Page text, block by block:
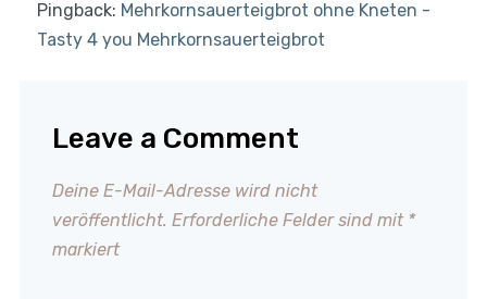
Pingback: Mehrkornsauerteigbrot ohne Kneten -
Tasty 4 you Mehrkornsauerteigbrot
Leave a Comment
Deine E-Mail-Adresse wird nicht
veröffentlicht. Erforderliche Felder sind mit *
markiert